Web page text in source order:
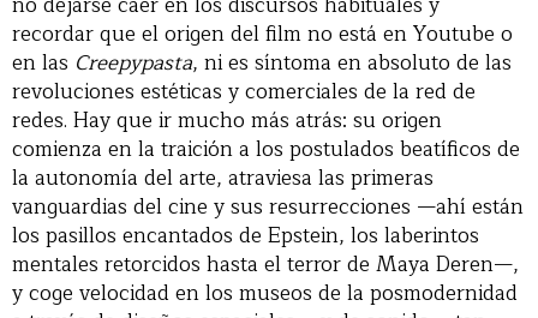
recordar que el origen del film no está en Youtube o
en las Creepypasta, ni es síntoma en absoluto de las
revoluciones estéticas y comerciales de la red de
redes. Hay que ir mucho más atrás: su origen
comienza en la traición a los postulados beatíficos de
la autonomía del arte, atraviesa las primeras
vanguardias del cine y sus resurrecciones —ahí están
los pasillos encantados de Epstein, los laberintos
mentales retorcidos hasta el terror de Maya Deren—,
y coge velocidad en los museos de la posmodernidad